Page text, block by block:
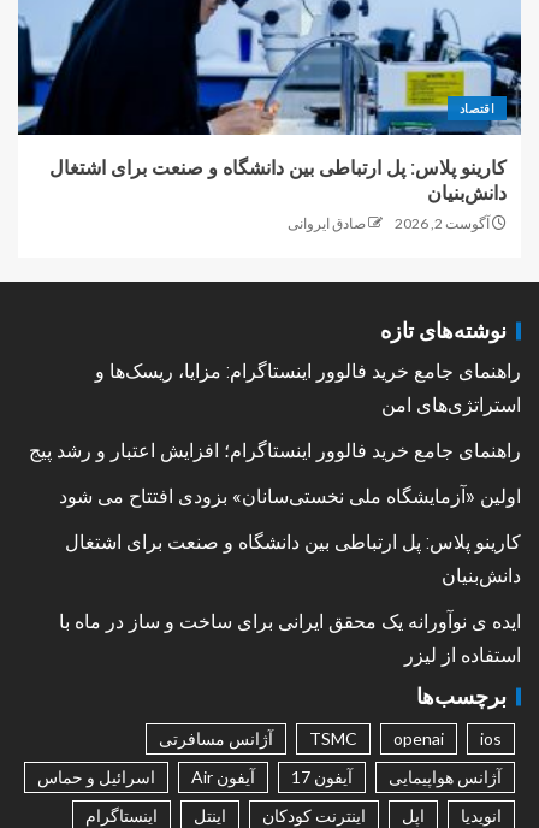
اقتصاد
کارینو پلاس: پل ارتباطی بین دانشگاه و صنعت برای اشتغال
دانش‌بنیان
آگوست 2, 2026 صادق ایروانی
نوشته‌های تازه
راهنمای جامع خرید فالوور اینستاگرام: مزایا، ریسک‌ها و
استراتژی‌های امن
راهنمای جامع خرید فالوور اینستاگرام؛ افزایش اعتبار و رشد پیج
اولین «آزمایشگاه ملی نخستی‌سانان» بزودی افتتاح می شود
کارینو پلاس: پل ارتباطی بین دانشگاه و صنعت برای اشتغال
دانش‌بنیان
ایده ی نوآورانه یک محقق ایرانی برای ساخت و ساز در ماه با
استفاده از لیزر
برچسب‌ها
ios
openai
TSMC
آژانس مسافرتی
آژانس هواپیمایی
آیفون 17 آیفون Air
اسرائیل و حماس
انویدیا
اپل اینترنت کودکان اینتل
اینستاگرام